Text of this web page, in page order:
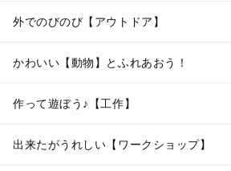
外でのびのび【アウトドア】
かわいい【動物】とふれあおう！
作って遊ぼう♪【工作】
出来たがうれしい【ワークショップ】